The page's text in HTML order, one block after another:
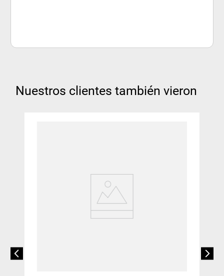
Nuestros clientes también vieron